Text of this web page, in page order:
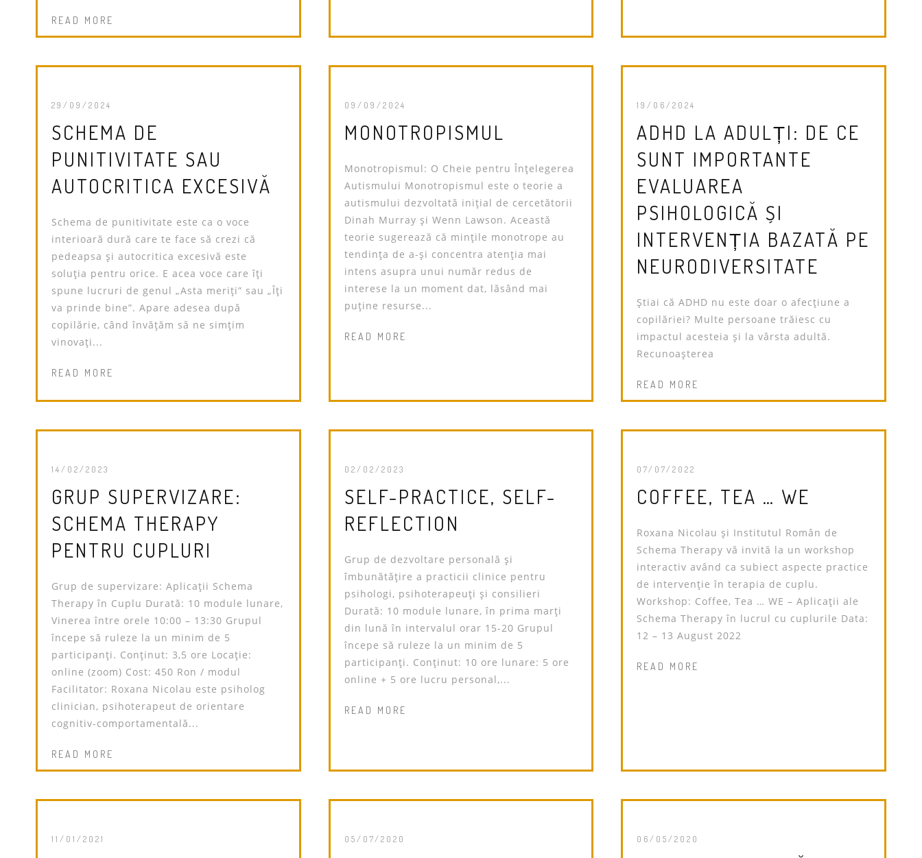
READ MORE
29/09/2024
SCHEMA DE
PUNITIVITATE SAU
AUTOCRITICA EXCESIVĂ
Schema de punitivitate este ca o voce
interioară dură care te face să crezi că
pedeapsa și autocritica excesivă este
soluția pentru orice. E acea voce care îți
spune lucruri de genul „Asta meriți” sau „Îți
va prinde bine”. Apare adesea după
copilărie, când învățăm să ne simțim
vinovați...
READ MORE
09/09/2024
MONOTROPISMUL
Monotropismul: O Cheie pentru Înțelegerea
Autismului Monotropismul este o teorie a
autismului dezvoltată inițial de cercetătorii
Dinah Murray și Wenn Lawson. Această
teorie sugerează că mințile monotrope au
tendința de a-și concentra atenția mai
intens asupra unui număr redus de
interese la un moment dat, lăsând mai
puține resurse...
READ MORE
19/06/2024
ADHD LA ADULȚI: DE CE
SUNT IMPORTANTE
EVALUAREA
PSIHOLOGICĂ ȘI
INTERVENȚIA BAZATĂ PE
NEURODIVERSITATE
Știai că ADHD nu este doar o afecțiune a
copilăriei? Multe persoane trăiesc cu
impactul acesteia și la vârsta adultă.
Recunoașterea
READ MORE
14/02/2023
GRUP SUPERVIZARE:
SCHEMA THERAPY
PENTRU CUPLURI
Grup de supervizare: Aplicații Schema
Therapy în Cuplu Durată: 10 module lunare,
Vinerea între orele 10:00 – 13:30 Grupul
începe să ruleze la un minim de 5
participanți. Conținut: 3,5 ore Locație:
online (zoom) Cost: 450 Ron / modul
Facilitator: Roxana Nicolau este psiholog
clinician, psihoterapeut de orientare
cognitiv-comportamentală...
READ MORE
02/02/2023
SELF-PRACTICE, SELF-
REFLECTION
Grup de dezvoltare personală și
îmbunătățire a practicii clinice pentru
psihologi, psihoterapeuți și consilieri
Durată: 10 module lunare, în prima marți
din lună în intervalul orar 15-20 Grupul
începe să ruleze la un minim de 5
participanți. Conținut: 10 ore lunare: 5 ore
online + 5 ore lucru personal,...
READ MORE
07/07/2022
COFFEE, TEA … WE
Roxana Nicolau și Institutul Român de
Schema Therapy vă invită la un workshop
interactiv având ca subiect aspecte practice
de intervenție în terapia de cuplu.
Workshop: Coffee, Tea … WE – Aplicații ale
Schema Therapy în lucrul cu cuplurile Data:
12 – 13 August 2022
READ MORE
11/01/2021 05/07/2020 06/05/2020